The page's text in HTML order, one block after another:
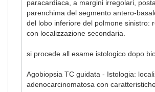
paracardiaca, a margini irregolari,
parenchima del segmento antero-
del lobo inferiore del polmone sinistro:
con localizzazione secondaria.
si procede all esame istologico dopo
Agobiopsia TC guidata - Istologia:
adenocarcinomatosa con